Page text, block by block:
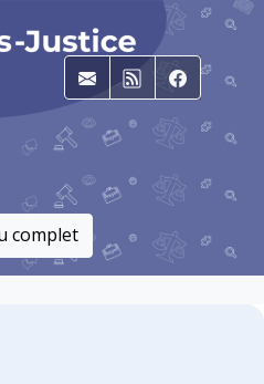
E-mailRSS
complet